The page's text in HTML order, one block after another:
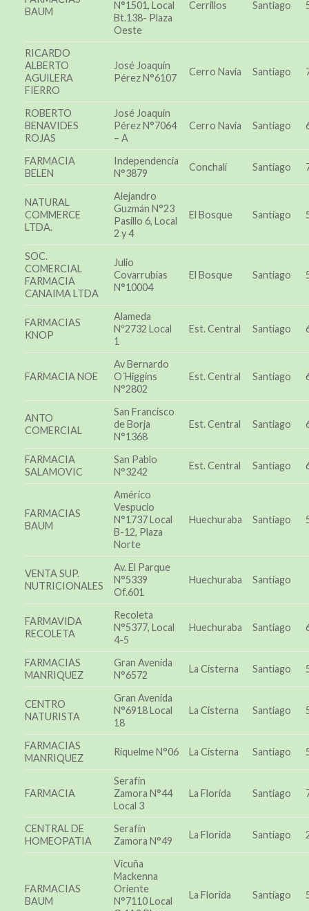
BAUM
N°1501, Local
Bt.138- Plaza
Oeste
Cerrillos Santiago
RICARDO
ALBERTO
AGUILERA
FIERRO
José Joaquín
Pérez N°6107
Cerro Navia Santiago
ROBERTO
BENAVIDES
ROJAS
José Joaquín
Pérez N°7064
– A
Cerro Navia Santiago
FARMACIA
BELEN
Independencia
N°3879
Conchalí Santiago
NATURAL
COMMERCE
LTDA.
Alejandro
Guzmán N°23
Pasillo 6, Local
2 y 4
El Bosque Santiago
SOC.
COMERCIAL
FARMACIA
CANAIMA LTDA
Julio
Covarrubias
N°10004
El Bosque Santiago
FARMACIAS
KNOP
Alameda
Nº2732 Local
1
Est. Central Santiago
FARMACIA NOE
Av Bernardo
O´Higgins
N°2802
Est. Central Santiago
ANTO
COMERCIAL
San Francisco
de Borja
N°1368
Est. Central Santiago
FARMACIA
SALAMOVIC
San Pablo
N°3242
Est. Central Santiago
FARMACIAS
BAUM
Américo
Vespucio
N°1737 Local
B-12, Plaza
Norte
Huechuraba Santiago
VENTA SUP.
NUTRICIONALES
Av. El Parque
N°5339
Of.601
Huechuraba Santiago
FARMAVIDA
RECOLETA
Recoleta
N°5377, Local
4-5
Huechuraba Santiago
FARMACIAS
MANRIQUEZ
Gran Avenida
N°6572
La Cisterna Santiago
CENTRO
NATURISTA
Gran Avenida
N°6918 Local
18
La Cisterna Santiago
FARMACIAS
MANRIQUEZ
Riquelme N°06 La Cisterna Santiago
FARMACIA
Serafín
Zamora N°44
Local 3
La Florida Santiago
CENTRAL DE
HOMEOPATIA
Serafín
Zamora N°49
La Florida Santiago
FARMACIAS
BAUM
Vicuña
Mackenna
Oriente
N°7110 Local
La Florida Santiago